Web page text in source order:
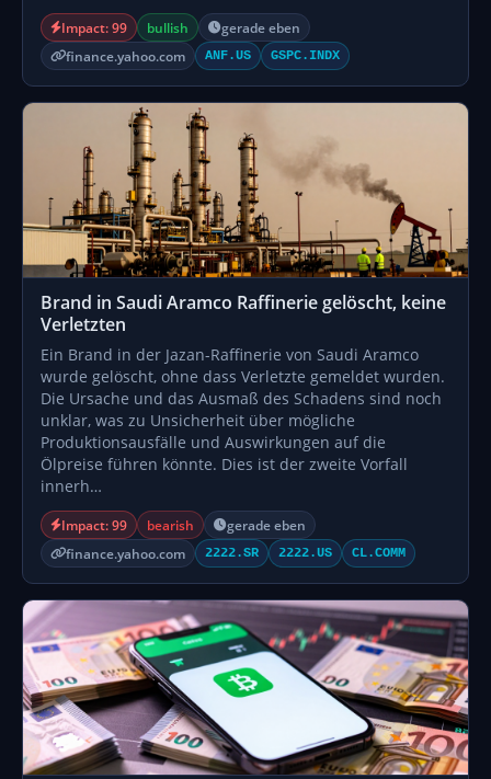
Impact: 99 bullish
gerade eben
finance.yahoo.com
ANF.US GSPC.INDX
Brand in Saudi Aramco Raffinerie gelöscht, keine
Verletzten
Ein Brand in der Jazan-Raffinerie von Saudi Aramco
wurde gelöscht, ohne dass Verletzte gemeldet wurden.
Die Ursache und das Ausmaß des Schadens sind noch
unklar, was zu Unsicherheit über mögliche
Produktionsausfälle und Auswirkungen auf die
Ölpreise führen könnte. Dies ist der zweite Vorfall
innerh…
Impact: 99 bearish
gerade eben
finance.yahoo.com
2222.SR 2222.US CL.COMM